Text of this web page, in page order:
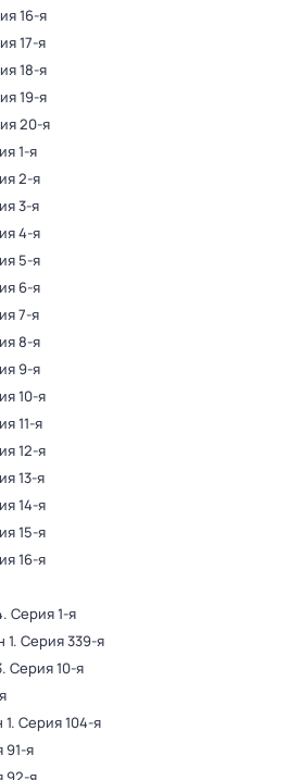
16-я
17-я
18-я
19-я
20-я
1-я
2-я
3-я
4-я
5-я
6-я
7-я
8-я
9-я
10-я
11-я
12-я
13-я
14-я
15-я
16-я
. Серия 1-я
1. Серия 339-я
. Серия 10-я
1. Серия 104-я
91-я